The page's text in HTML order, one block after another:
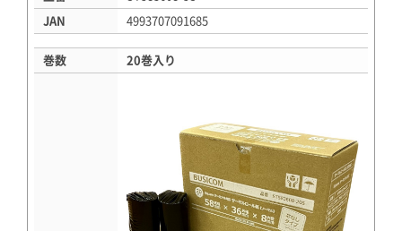
JAN 4993707091685
巻数 20巻入り